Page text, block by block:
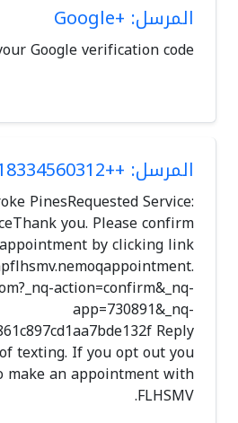
المرسل: +Google
Google verification code.
المرسل: ++18334560312
PinesRequested Service:
you. Please confirm
by clicking link
action=confirm&_nq-
app=730891&_nq-
Reply
texting. If you opt out you
an appointment with
FLHSMV.